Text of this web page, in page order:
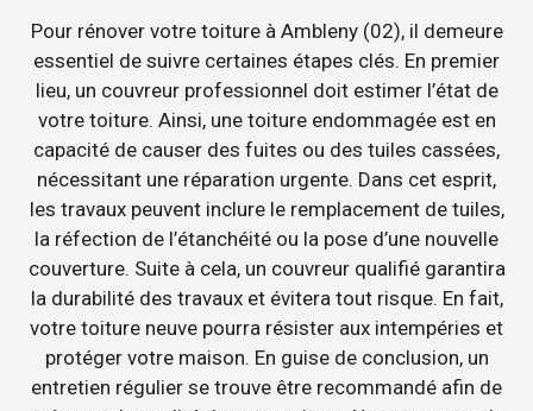
Pour rénover votre toiture à Ambleny (02), il demeure
essentiel de suivre certaines étapes clés. En premier
lieu, un couvreur professionnel doit estimer l’état de
votre toiture. Ainsi, une toiture endommagée est en
capacité de causer des fuites ou des tuiles cassées,
nécessitant une réparation urgente. Dans cet esprit,
les travaux peuvent inclure le remplacement de tuiles,
la réfection de l’étanchéité ou la pose d’une nouvelle
couverture. Suite à cela, un couvreur qualifié garantira
la durabilité des travaux et évitera tout risque. En fait,
votre toiture neuve pourra résister aux intempéries et
protéger votre maison. En guise de conclusion, un
entretien régulier se trouve être recommandé afin de